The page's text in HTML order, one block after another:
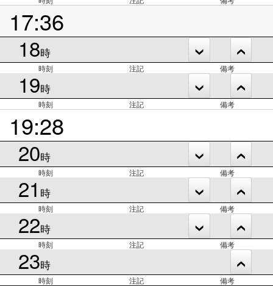
17:36
18時
時刻 注記 備考
19時
時刻 注記 備考
19:28
20時
時刻 注記 備考
21 時
時刻 注記 備考
22時
時刻 注記 備考
23時
時刻 注記 備考